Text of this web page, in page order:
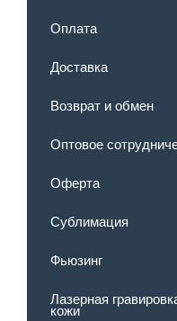
Оплата
Доставка
Возврат и обмен
Оптовое
Оферта
Сублимация
Фьюзинг
Лазерная
кожи